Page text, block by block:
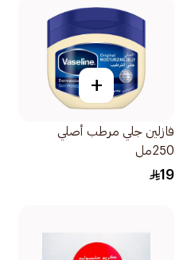
+
فازلين جلي مرطب أصلي
250مل
19